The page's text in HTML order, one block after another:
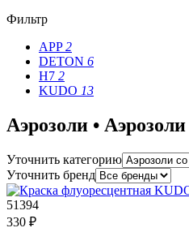
Фильтр
APP2
DETON 6
H7 2
KUDO 13
Аэрозоли •
Уточнить категорию
Уточнить бренд
51394
330 ₽